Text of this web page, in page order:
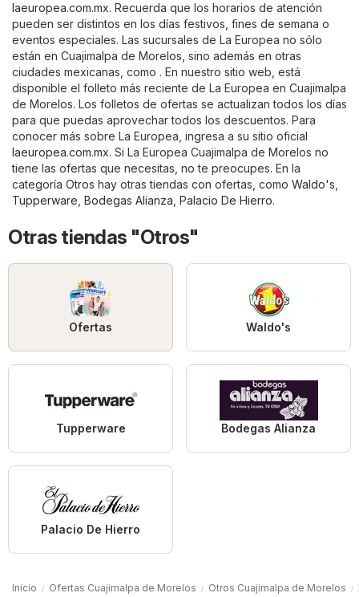
laeuropea.com.mx. Recuerda que los horarios de atención
pueden ser distintos en los días festivos, fines de semana o
eventos especiales. Las sucursales de La Europea no sólo
están en Cuajimalpa de Morelos, sino además en otras
ciudades mexicanas, como . En nuestro sitio web, está
disponible el folleto más reciente de La Europea en Cuajimalpa
de Morelos. Los folletos de ofertas se actualizan todos los días
para que puedas aprovechar todos los descuentos. Para
conocer más sobre La Europea, ingresa a su sitio oficial
laeuropea.com.mx. Si La Europea Cuajimalpa de Morelos no
tiene las ofertas que necesitas, no te preocupes. En la
categoría Otros hay otras tiendas con ofertas, como Waldo's
Tupperware Bodegas Alianza Palacio De Hierro.
Otras tiendas "Otros"
Ofertas Waldo's
Tupperware Bodegas Alianza
Palacio De Hierro
Inicio Ofertas Cuajimalpa de Morelos Otros Cuajimalpa de Morelos